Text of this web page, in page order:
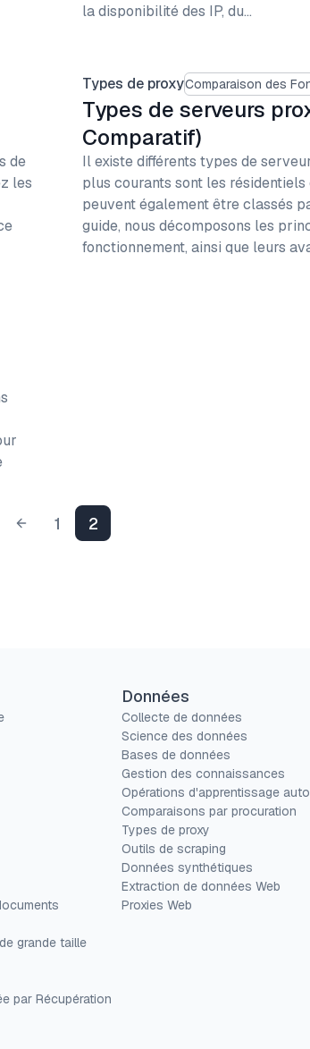
la disponibilité des IP, du…
de
les
Types de proxyComparaison des
Types de serveurs
Comparatif)
Il existe différents types de
plus courants sont les
peuvent également être classés
guide, nous décomposons les
fonctionnement, ainsi que leurs
1 2
grande taille
par Récupération
Données
Collecte de données
Science des données
Bases de données
Gestion des connaissances
Opérations d'apprentissage
Comparaisons par procuration
Types de proxy
Outils de scraping
Données synthétiques
Extraction de données Web
Proxies Web